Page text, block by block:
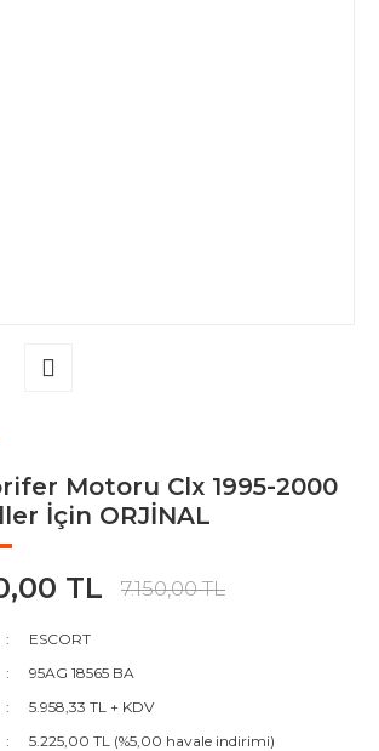
Motoru Clx 1995-2000
İçin ORJİNAL
TL 7.150,00 TL
ESCORT
95AG 18565 BA
5.958,33 TL + KDV
5.225,00 TL (%5,00 havale indirimi)